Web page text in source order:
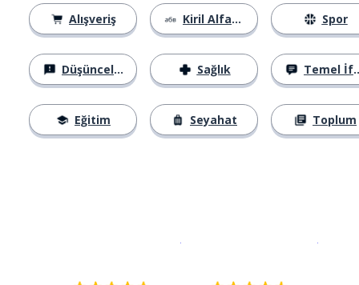
Alışveriş
Düşünceler
Eğitim
Kiril Alfabesi
Sağlık
Seyahat
Spor
Temel İfadeler
Toplum